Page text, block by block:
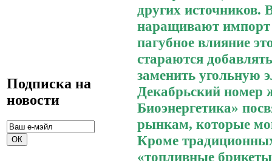
Подписка на
новости
других
наращивают импорт
пагубное влияние
стараются
заменить угольную
Декабрьский
Биоэнергетика»
рынкам, которые
Кроме
«топливные